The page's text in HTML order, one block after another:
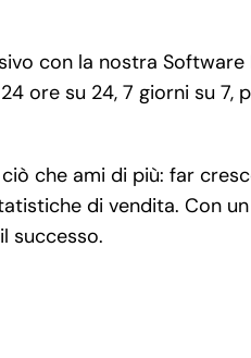
con la nostra Software
ore su 24, 7 giorni su 7,
che ami di più: far
di vendita. Con
successo.